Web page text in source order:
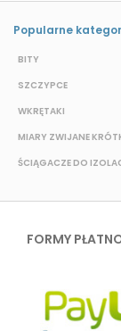
Popularne
BITY
SZCZYPCE
WKRĘTAKI
MIARY ZWIJANE
ŚCIĄGACZE DO
FORMY